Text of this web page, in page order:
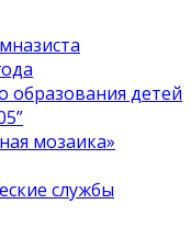
образования детей
мозаика»
службы